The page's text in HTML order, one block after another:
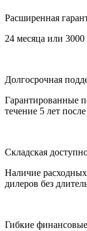
Расширенная
24 месяца или
Долгосрочная
Гарантированные
течение 5 лет
Складская
Наличие расходных
дилеров без
Гибкие